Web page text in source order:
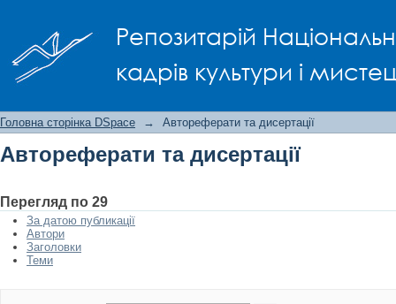
Репозитарій
кадрів культури і
Головна сторінка DSpace → Автореферати та дисертації
Автореферати та дисертації
Перегляд по 29
За датою публикації
Автори
Заголовки
Теми